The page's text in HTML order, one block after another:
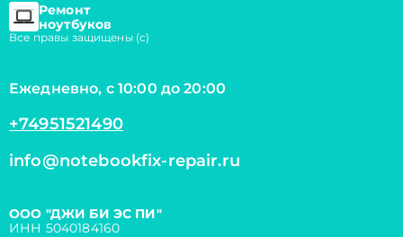
Ремонт
ноутбуков
Все правы защищены (с)
Ежедневно, с 10:00 до 20:00
+74951521490
info@notebookfix-repair.ru
ООО "ДЖИ БИ ЭС ПИ"
ИНН 5040184160